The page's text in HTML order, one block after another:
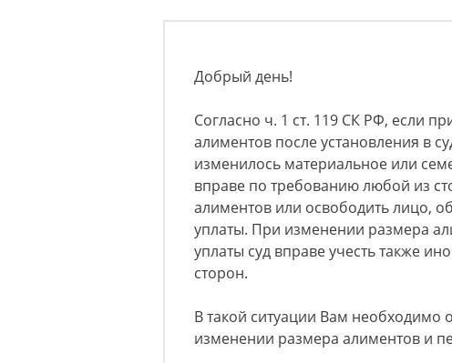
Добрый день!
Согласно ч. 1 ст. 119 СК РФ, если
алиментов после установления в
изменилось материальное или
вправе по требованию любой из
алиментов или освободить лицо,
уплаты. При изменении размера
уплаты суд вправе учесть также
сторон.
В такой ситуации Вам необходимо
изменении размера алиментов и